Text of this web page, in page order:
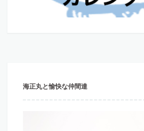
海正丸と愉快な仲間達